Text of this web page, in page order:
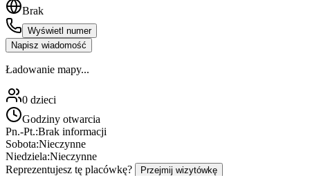
Brak
Wyświetl numer
Napisz wiadomość
Ładowanie mapy...
0 dzieci
Godziny otwarcia
Pn.-Pt.:Brak informacji
Sobota:Nieczynne
Niedziela:Nieczynne
Reprezentujesz tę placówkę?
Przejmij wizytówkę